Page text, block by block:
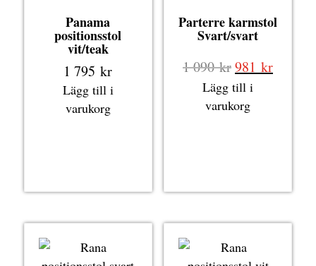
Panama
positionsstol
vit/teak
1 795kr
Lägg till i
varukorg
Parterre karmstol
Svart/svart
1 090krDet
ursprungliga
priset
981 krDet
Lägg till i
varukorg